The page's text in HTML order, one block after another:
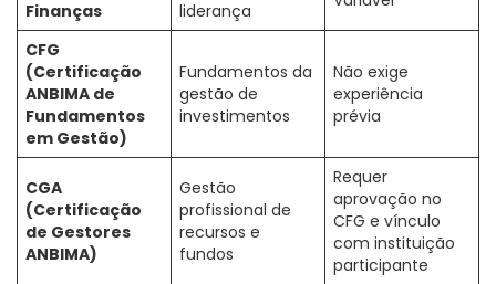
Finanças
liderança
CFG
(Certificação
ANBIMA de
Fundamentos
em Gestão)
Fundamentos da
gestão de
investimentos
Não exige
experiência
prévia
CGA
(Certificação
de Gestores
ANBIMA)
Gestão
profissional de
recursos e
fundos
Requer
aprovação no
CFG e vínculo
com instituição
participante